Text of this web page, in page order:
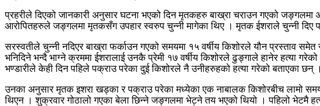
प्रहरीले दिएको जानकारी अनुसार घटना भएको दिन मृतकहरु बाख्रा चराउन गएको
आरोपितहरुले जङ्गलमा मृतकसँग उपहार स्वरुप चुन्नी मागेका थिए । मृतक ईशराले चुन्नी दिए
सरस्वतीले चुन्नी नदिएर बाख्रा फर्काउन गएको समयमा १५ वर्षीय किशोरले यौन प्रस्ताव
भनिदिने भन्दै भाग्ने क्रममा ईशरालाई उनकै प्रेमी १७ वर्षीय किशोरले ढुङ्गाले हानेर हत्या
भण्डारीले केही दिन पहिले पक्राउ परेका दुई किशोरले नै उनीहरुहको हत्या गरेको बताएका छन्
उनका अनुसार मृतक इशरा खड्का र पक्राउ परेका मध्येका एक नाबालक किशोरबीच लामो
थिएन । शुक्रवार गोठालो गएका बेला छिन्ने जङ्गलमा भेट्ने तय भएको थियो । पहिलो भेटमै